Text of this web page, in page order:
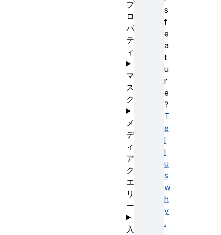
s
f
e
a
t
u
r
e
?
T
e
l
l
u
s
w
h
y
.
プ
ロ
パ
テ
ィ
マ
ス
ク
メ
デ
ィ
ア
ク
エ
リ
ー
入